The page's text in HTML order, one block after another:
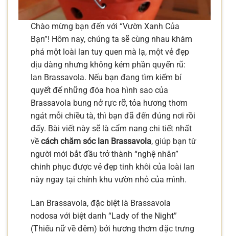
Chào mừng bạn đến với “Vườn Xanh Của
Bạn”! Hôm nay, chúng ta sẽ cùng nhau khám
phá một loài lan tuy quen mà lạ, một vẻ đẹp
dịu dàng nhưng không kém phần quyến rũ:
lan Brassavola. Nếu bạn đang tìm kiếm bí
quyết để những đóa hoa hình sao của
Brassavola bung nở rực rỡ, tỏa hương thơm
ngát mỗi chiều tà, thì bạn đã đến đúng nơi rồi
đấy. Bài viết này sẽ là cẩm nang chi tiết nhất
về cách chăm sóc lan Brassavola, giúp bạn từ
người mới bắt đầu trở thành “nghệ nhân”
chinh phục được vẻ đẹp tinh khôi của loài lan
này ngay tại chính khu vườn nhỏ của mình.
Lan Brassavola, đặc biệt là Brassavola
nodosa với biệt danh “Lady of the Night”
(Thiếu nữ về đêm) bởi hương thơm đặc trưng